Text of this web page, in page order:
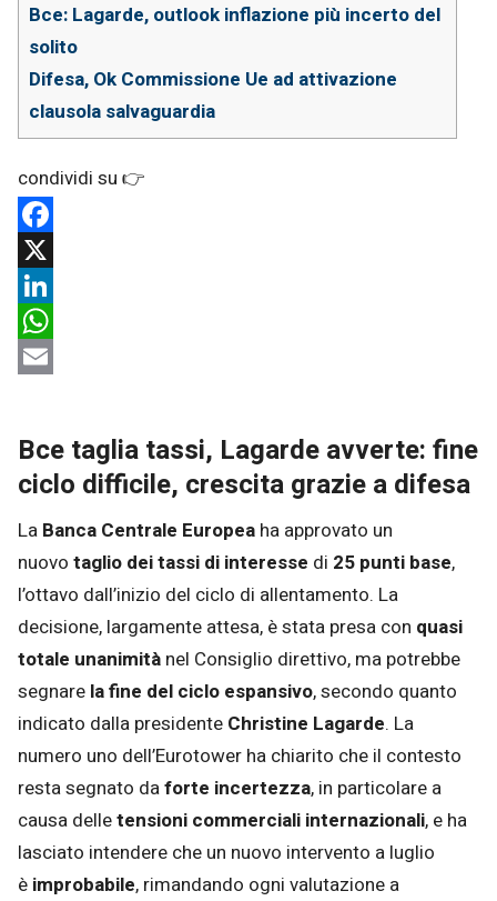
Facebook
X
LinkedIn
WhatsApp
Bce taglia tassi, Lagarde avverte: fine
ciclo difficile, crescita grazie a difesa
La Banca Centrale Europea ha approvato un
nuovo taglio dei tassi di interesse di 25 punti base,
l’ottavo dall’inizio del ciclo di allentamento. La
decisione, largamente attesa, è stata presa con quasi
totale unanimità nel Consiglio direttivo, ma potrebbe
segnare la fine del ciclo espansivo, secondo quanto
indicato dalla presidente Christine Lagarde. La
numero uno dell’Eurotower ha chiarito che il contesto
resta segnato daforte incertezza, in particolare a
causa delletensioni commerciali internazionali, e ha
lasciato intendere che un nuovo intervento a luglio
è improbabile, rimandando ogni valutazione a
Bce: Lagarde, outlook inflazione più incerto del
solito
Difesa, Ok Commissione Ue ad attivazione
clausola salvaguardia